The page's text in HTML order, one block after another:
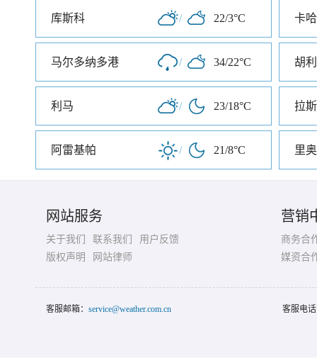
库斯科 / 22/3°C 卡
马尔多纳多港 / 34/22°C 胡
利马 / 23/18°C 拉
阿雷基帕 / 21/8°C 里
网站服务
关于我们 联系我们
用户反馈
版权声明
网站律师
营销
商务合
媒资合
客服邮箱： service@weather.com.cn 客服电